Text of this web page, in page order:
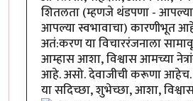
शितलता (म्हणजे थंडपणा - आपल्या
आपल्या स्वभावाचा) कारणीभूत
अतं:करण या विचाररंजनाला
आम्हास आशा, विश्वास आमच्या
आहे. असो. देवाजीची करूणा
या सदिच्छा, शुभेच्छा, आशा,